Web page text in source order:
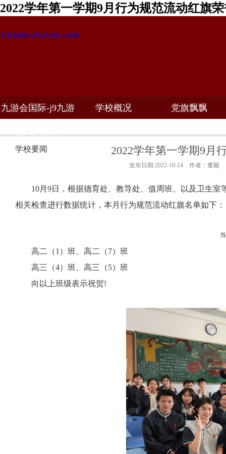
2022学年第一学期9月行为规范流动红旗
九游会国际-j9九游会真人游戏
九游会国际-j9九游 学校概况 党旗飘飘
学校要闻 2022学年第一学期9月
发布日期:2022-10-14 作者：董颖
10月9日，根据德育处、教导处、值周班、以及卫生室
相关检查进行数据统计，本月行为规范流动红旗名单如下：
高二（1）班、高二（7）班
高三（4）班、高三（5）班
向以上班级表示祝贺!